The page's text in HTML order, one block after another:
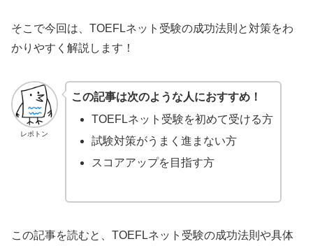
そこで今回は、TOEFLネット受験の成功法則と対策をわ
かりやすく解説します！
レポトン
この記事は次のような人におすすめ！
TOEFLネット受験を初めて受ける方
試験対策がうまく進まない方
スコアアップを目指す方
この記事を読むと、TOEFLネット受験の成功法則や具体